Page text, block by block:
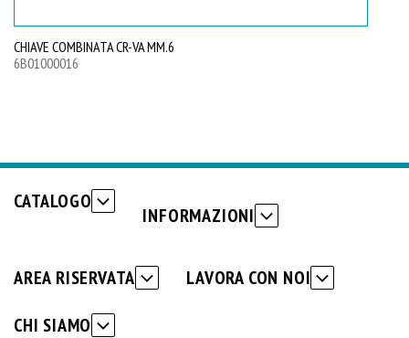
CHIAVE COMBINATA CR-VA MM.6
6B01000016
CHI SIAMO
CATALOGO
INFORMAZIONI
AREA RISERVATA LAVORA CON NOI